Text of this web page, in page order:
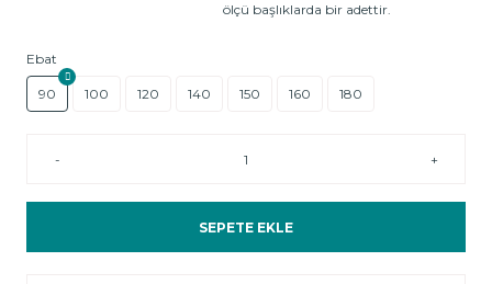
ölçü başlıklarda bir adettir.
Ebat
90 100 120 140 150 160 180
- +
SEPETE EKLE